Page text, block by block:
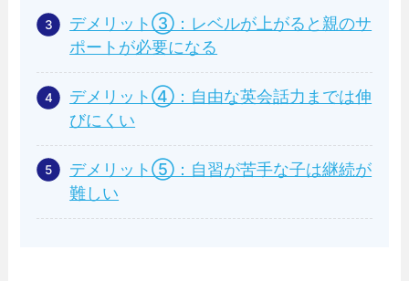
デメリット③：レベルが上がると親のサ
ポートが必要になる
デメリット④：自由な英会話力までは伸
びにくい
デメリット⑤：自習が苦手な子は継続が
難しい